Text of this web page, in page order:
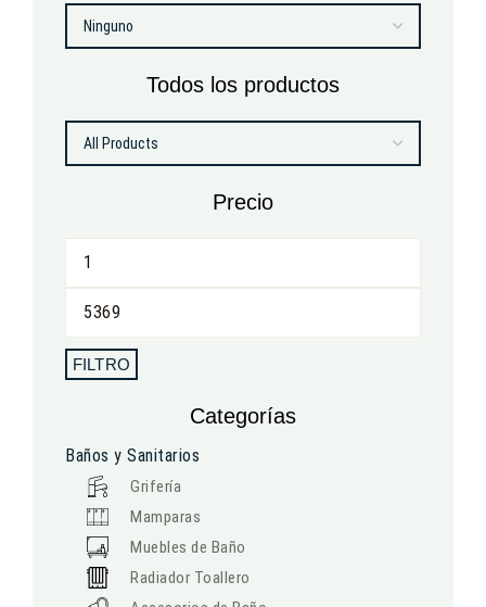
Todos los productos
Precio
FILTRO
Categorías
Baños y Sanitarios
Grifería
Mamparas
Muebles de Baño
Radiador Toallero